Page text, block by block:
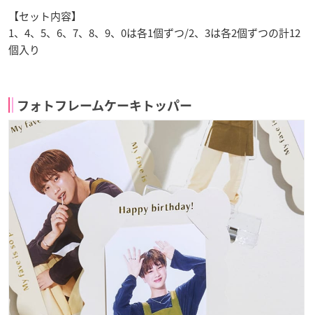
【セット内容】
1、4、5、6、7、8、9、0は各1個ずつ/2、3は各2個ずつの計12
個入り
フォトフレームケーキトッパー